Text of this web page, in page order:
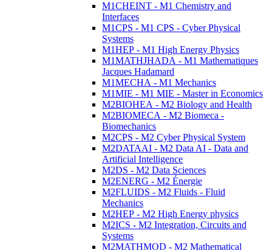
M1CHEINT - M1 Chemistry and
Interfaces
M1CPS - M1 CPS - Cyber Physical
Systems
M1HEP - M1 High Energy Physics
M1MATHJHADA - M1 Mathematiques
Jacques Hadamard
M1MECHA - M1 Mechanics
M1MIE - M1 MIE - Master in Economics
M2BIOHEA - M2 Biology and Health
M2BIOMECA - M2 Biomeca -
Biomechanics
M2CPS - M2 Cyber Physical System
M2DATAAI - M2 Data AI - Data and
Artificial Intelligence
M2DS - M2 Data Sciences
M2ENERG - M2 Énergie
M2FLUIDS - M2 Fluids - Fluid
Mechanics
M2HEP - M2 High Energy physics
M2ICS - M2 Integration, Circuits and
Systems
M2MATHMOD - M2 Mathematical